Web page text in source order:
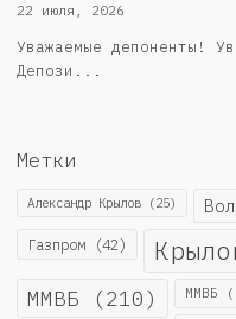
22 июля, 2026
Уважаемые депоненты!
Депози...
Метки
Александр Крылов (25)
Газпром (42)
ММВБ (210) ММВБ